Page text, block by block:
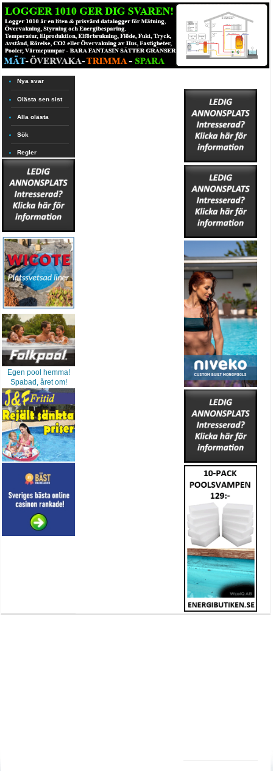
Nya svar
Olästa sen sist
Alla olästa
Sök
Regler
Egen pool hemma!
Spabad, året om!